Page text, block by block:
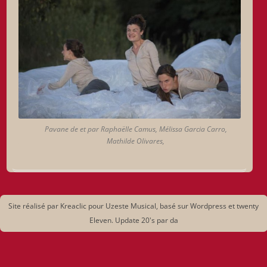
Pavane de et par Raphaëlle Camus, Mélissa Garcia Carro,
Mathilde Olivares,
Site réalisé par Kreaclic pour Uzeste Musical, basé sur Wordpress et twenty
Eleven. Update 20's par da